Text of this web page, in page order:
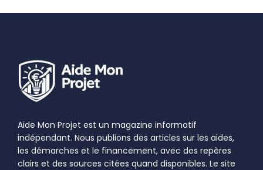
Aide Mon Projet est un magazine informatif
indépendant. Nous publions des articles sur les aides,
les démarches et le financement, avec des repères
clairs et des sources citées quand disponibles. Le site